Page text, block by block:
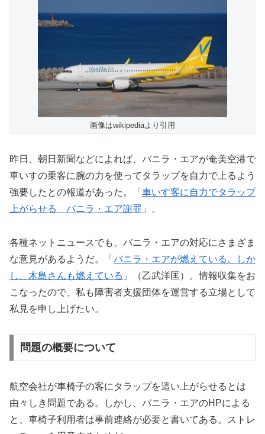
画像はwikipediaより引用
昨日、朝日新聞などによれば、バニラ・エアが奄美空港で
車いすの乗客に腕の力を使ってタラップを自力で上るよう
強要したとの報道があった。「 車いす客に自力でタラップ
上がらせる バニラ・エア謝罪 」。
各種ネットニュースでも、バニラ・エアの対応にさまざま
な意見があるようだ。「 バニラ・エアが燃えている。しか
し、木島さんも燃えている 」（乙武洋匡）。情報収集をお
こなったので、私も障害者支援団体を運営する立場として
私見を申し上げたい。
問題の概要について
航空会社が車椅子の客にタラップを這い上がらせるとは
由々しき問題である。しかし、バニラ・エアのHPによる
と、車椅子利用者は事前連絡が必要と書いてある。ストレ